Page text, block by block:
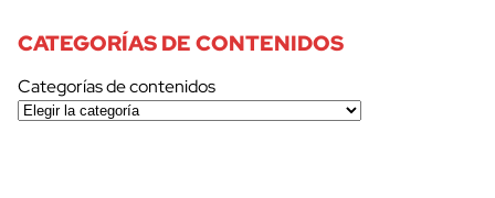
CATEGORÍAS DE CONTENIDOS
Categorías de contenidos